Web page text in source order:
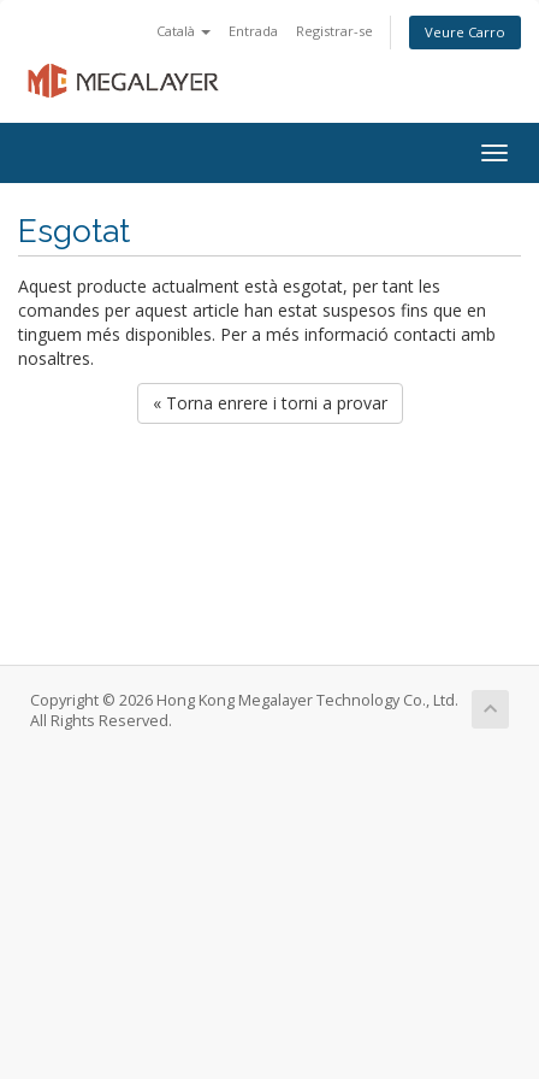
Català Entrada Registrar-se Veure Carro
Esgotat
Aquest producte actualment està esgotat, per tant les
comandes per aquest article han estat suspesos fins que en
tinguem més disponibles. Per a més informació contacti amb
nosaltres.
« Torna enrere i torni a provar
Copyright © 2026 Hong Kong Megalayer Technology Co., Ltd.
All Rights Reserved.